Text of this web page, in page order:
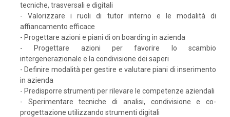
tecniche, trasversali e digitali
- Valorizzare i ruoli di tutor interno e le modalità di
affiancamento efficace
- Progettare azioni e piani di on boarding in azienda
- Progettare azioni per favorire lo scambio
intergenerazionale e la condivisione dei saperi
- Definire modalità per gestire e valutare piani di inserimento
in azienda
- Predisporre strumenti per rilevare le competenze aziendali
- Sperimentare tecniche di analisi, condivisione e co-
progettazione utilizzando strumenti digitali